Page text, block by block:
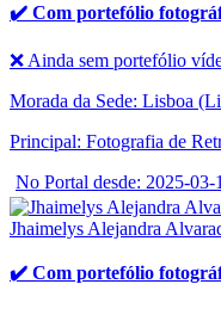
✔️ Com portefólio
❌ Ainda sem portefólio
Morada da Sede: Lisboa
Principal: Fotografia de
No Portal desde: 2025-03-
Jhaimelys Alejandra
✔️ Com portefólio